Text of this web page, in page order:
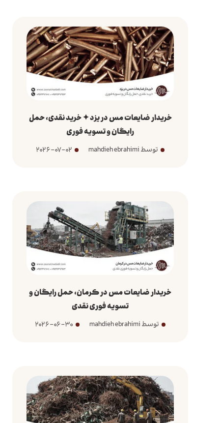
خریدار ضایعات مس در یزد ✦ خرید نقدی، حمل
رایگان و تسویه فوری
توسط mahdieh ebrahimi 2026-07-02
خریدار ضایعات مس در کرمان، حمل رایگان و
تسویه فوری نقدی
توسط mahdieh ebrahimi 2026-06-30